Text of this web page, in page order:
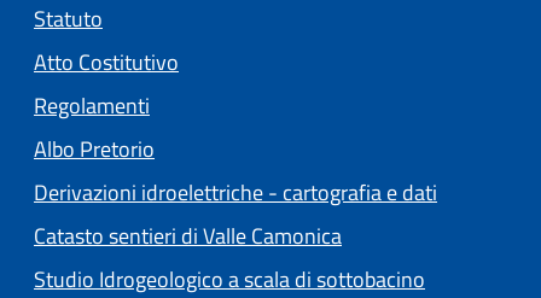
Statuto
Atto Costitutivo
Regolamenti
Albo Pretorio
Derivazioni idroelettriche - cartografia e dati
Catasto sentieri di Valle Camonica
Studio Idrogeologico a scala di sottobacino